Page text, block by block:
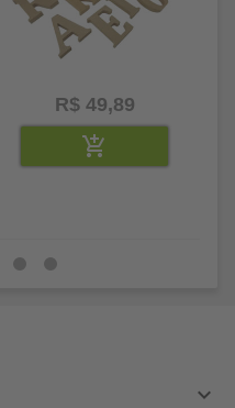
R$ 49,89